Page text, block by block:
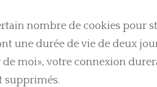
nombre de cookies pour
une durée de vie de deux
moi», votre connexion
supprimés.